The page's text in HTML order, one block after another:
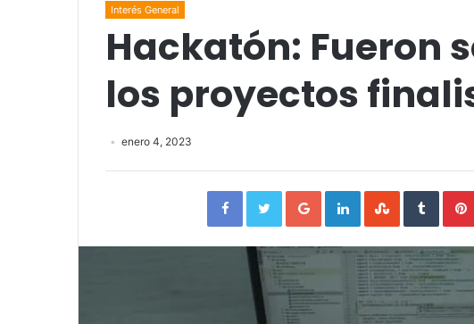
Interés General
Hackatón: Fueron
los proyectos
enero 4, 2023
FacebookTwitterGoogle+LinkedInStumbleUpon